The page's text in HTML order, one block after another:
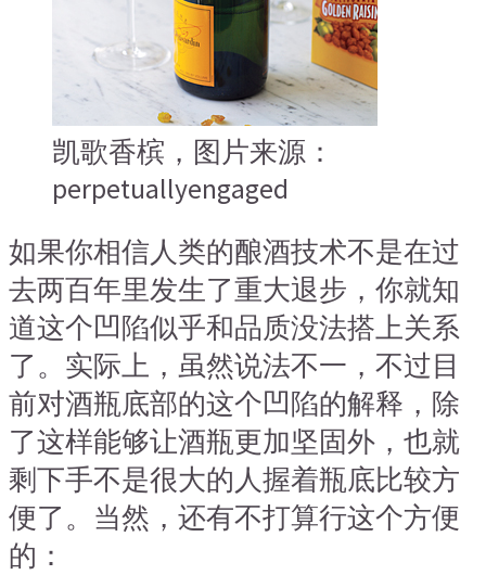
凯歌香槟，图片来源：
perpetuallyengaged
如果你相信人类的酿酒技术不是在过
去两百年里发生了重大退步，你就知
道这个凹陷似乎和品质没法搭上关系
了。实际上，虽然说法不一，不过目
前对酒瓶底部的这个凹陷的解释，除
了这样能够让酒瓶更加坚固外，也就
剩下手不是很大的人握着瓶底比较方
便了。当然，还有不打算行这个方便
的：